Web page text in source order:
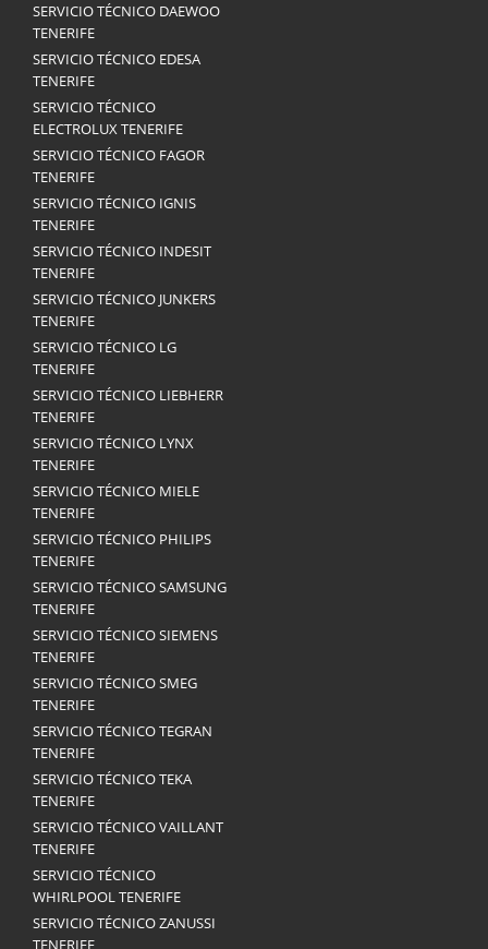
SERVICIO TÉCNICO DAEWOO
TENERIFE
SERVICIO TÉCNICO EDESA
TENERIFE
SERVICIO TÉCNICO
ELECTROLUX TENERIFE
SERVICIO TÉCNICO FAGOR
TENERIFE
SERVICIO TÉCNICO IGNIS
TENERIFE
SERVICIO TÉCNICO INDESIT
TENERIFE
SERVICIO TÉCNICO JUNKERS
TENERIFE
SERVICIO TÉCNICO LG
TENERIFE
SERVICIO TÉCNICO LIEBHERR
TENERIFE
SERVICIO TÉCNICO LYNX
TENERIFE
SERVICIO TÉCNICO MIELE
TENERIFE
SERVICIO TÉCNICO PHILIPS
TENERIFE
SERVICIO TÉCNICO SAMSUNG
TENERIFE
SERVICIO TÉCNICO SIEMENS
TENERIFE
SERVICIO TÉCNICO SMEG
TENERIFE
SERVICIO TÉCNICO TEGRAN
TENERIFE
SERVICIO TÉCNICO TEKA
TENERIFE
SERVICIO TÉCNICO VAILLANT
TENERIFE
SERVICIO TÉCNICO
WHIRLPOOL TENERIFE
SERVICIO TÉCNICO ZANUSSI
TENERIFE